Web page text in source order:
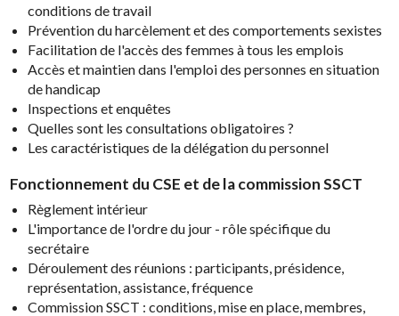
conditions de travail
Prévention du harcèlement et des comportements sexistes
Facilitation de l'accès des femmes à tous les emplois
Accès et maintien dans l'emploi des personnes en situation
de handicap
Inspections et enquêtes
Quelles sont les consultations obligatoires ?
Les caractéristiques de la délégation du personnel
Fonctionnement du CSE et de la commission SSCT
Règlement intérieur
L'importance de l'ordre du jour - rôle spécifique du
secrétaire
Déroulement des réunions : participants, présidence,
représentation, assistance, fréquence
Commission SSCT : conditions, mise en place, membres,